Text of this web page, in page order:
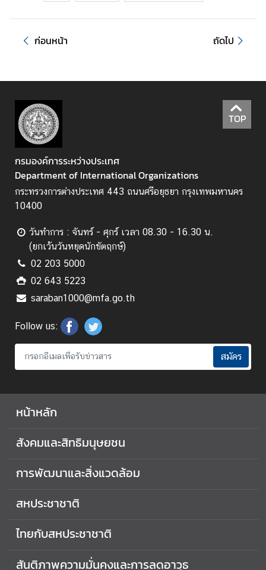
ค
ค
ง
แ
ล
ะ
ก
า
ร
ด
อ
า
ธ
ก
ร
พั
น
า
ล
สิ่
ง
ว
ล้
ก่อนหน้า ถัดไป
TOP
กรมองค์การระหว่างประเทศ
Department of International Organizations
กระทรวงการต่างประเทศ 443 ถนนศรีอยุธยา กรุงเทพมหานคร
10400
วันทำการ : จันทร์ - ศุกร์ เวลา 08.30 - 16.30 น.
(ยกเว้นวันหยุดนักขัตฤกษ์)
02 203 5000
02 643 5223
saraban1000@mfa.go.th
Follow us:
สมัคร
หน้าหลัก
สังคมและสิทธิมนุษยชน
การพัฒนาและสิ่งแวดล้อม
สหประชาชาติ
ไทยกับสหประชาชาติ
สันติภาพความมั่นคงและการลดอาวุธ